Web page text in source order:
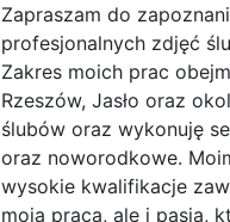
Zapraszam do
profesjonalnych zdjęć
Zakres moich prac
Rzeszów, Jasło oraz
ślubów oraz wykonuję
oraz noworodkowe.
wysokie kwalifikacje
moja praca, ale i pasja,